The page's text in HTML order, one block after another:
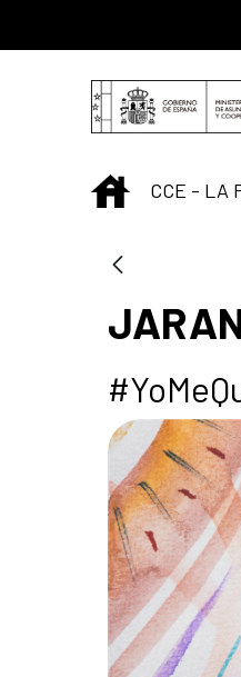
INICIO
CCE - LA